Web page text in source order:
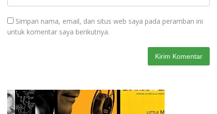
Simpan nama, email, dan situs web saya pada peramban ini
untuk komentar saya berikutnya.